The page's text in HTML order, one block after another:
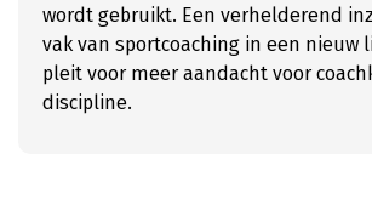
wordt gebruikt. Een verhelderend
vak van sportcoaching in een nieuw
pleit voor meer aandacht voor
discipline.